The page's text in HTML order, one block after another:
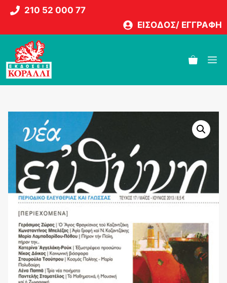
Μετάβαση
περιεχόμενο
210 52 000 77
ΕΙΣΟΔΟΣ/ ΕΓΓΡΑΦΗ